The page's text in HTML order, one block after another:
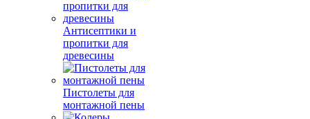
Антисептики и
пропитки для
древесины
Пистолеты для
монтажной пены